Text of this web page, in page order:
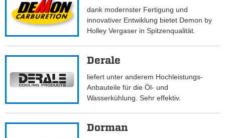
dank modernster Fertigung und
innovativer Entwiklung bietet Demon by
Holley Vergaser in Spitzenqualität.
Derale
liefert unter anderem Hochleistungs-
Anbauteile für die Öl- und
Wasserkühlung. Sehr effektiv.
Dorman